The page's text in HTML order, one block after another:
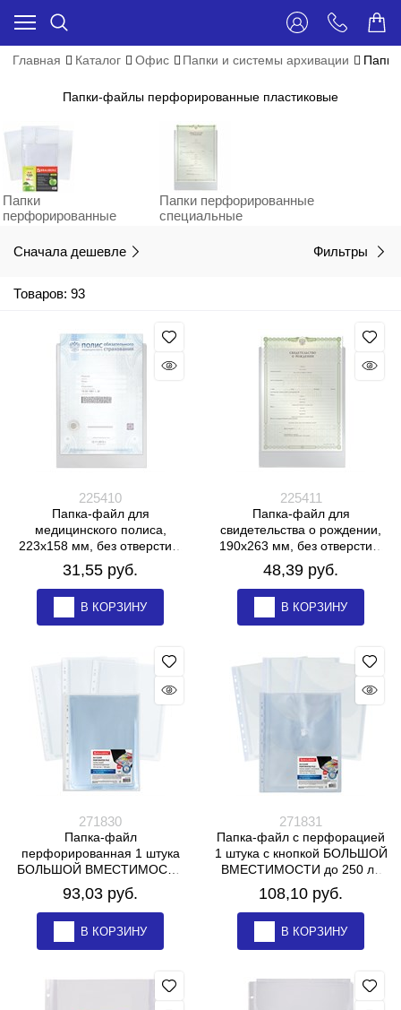
Главная Каталог Офис Папки и системы архивации
Папки-файлы перфорированные пластиковые
Папки
перфорированные
Папки перфорированные
специальные
Сначала дешевле Фильтры
Товаров: 93
225410
Папка-файл для
медицинского полиса,
223х158 мм, без отверстий,
ПВХ 120 мкм, "ДПС", 3127
31,55 руб.
В КОРЗИНУ
225411
Папка-файл для
свидетельства о рождении,
190х263 мм, без отверстий,
ПВХ 120 мкм, "ДПС", 1746
48,39 руб.
В КОРЗИНУ
271830
Папка-файл
перфорированная 1 штука
БОЛЬШОЙ ВМЕСТИМОСТИ
до 250 л., A4, ПВХ, 180 мкм,
BRAUBERG, 271830
93,03 руб.
В КОРЗИНУ
271831
Папка-файл с перфорацией
1 штука с кнопкой БОЛЬШОЙ
ВМЕСТИМОСТИ до 250 л.,
ПВХ 180 мкм, BRAUBERG,
271831
108,10 руб.
В КОРЗИНУ